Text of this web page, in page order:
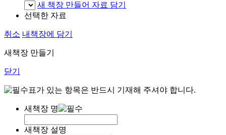
새 책장 만들어 자료 담기
선택한 자료
취소 내책장에 담기
새책장 만들기
닫기
표가 있는 항목은 반드시 기재해 주셔야 합니다.
새책장 명
새책장 설명